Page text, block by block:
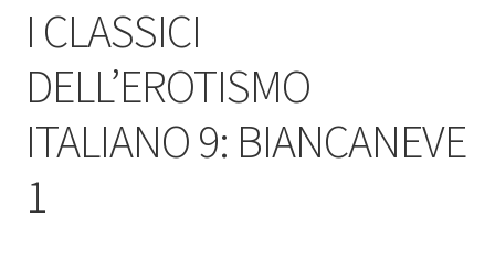
I CLASSICI
DELL’EROTISMO
ITALIANO 9: BIANCANEVE
1